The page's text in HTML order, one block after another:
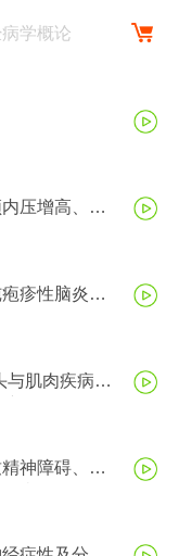
学概论
压增高、脑
疹性脑炎、
与肌肉疾病、
神障碍、精